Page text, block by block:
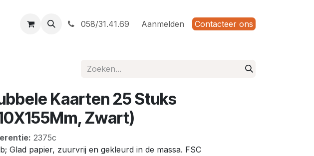
058/31.41.69 Aanmelden Contacteer ons
Kaarten 25 Stuks
Zwart)
2375c
Glad papier, zuurvrij en gekleurd in de massa. FSC